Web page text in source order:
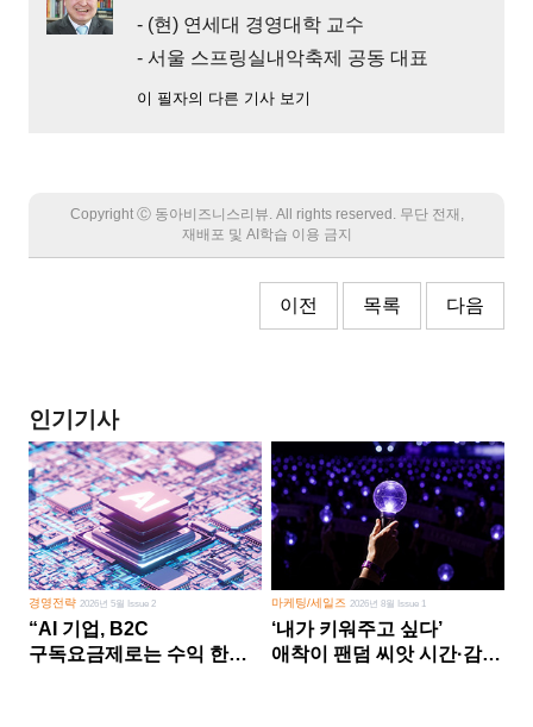
- (현) 연세대 경영대학 교수
- 서울 스프링실내악축제 공동 대표
이 필자의 다른 기사 보기
Copyright Ⓒ 동아비즈니스리뷰. All rights reserved. 무단 전재,
재배포 및 AI학습 이용 금지
이전 목록 다음
인기기사
경영전략 2026년 5월 Issue 2
“AI 기업, B2C
구독요금제로는 수익 한계
마케팅/세일즈 2026년 8월 Issue 1
‘내가 키워주고 싶다’
애착이 팬덤 씨앗 시간·감정